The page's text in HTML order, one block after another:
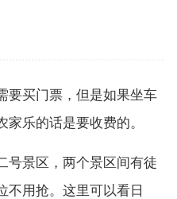
要买门票，但是如果坐车
乐的话是要收费的。
号景区，两个景区间有徒
不用抢。这里可以看日